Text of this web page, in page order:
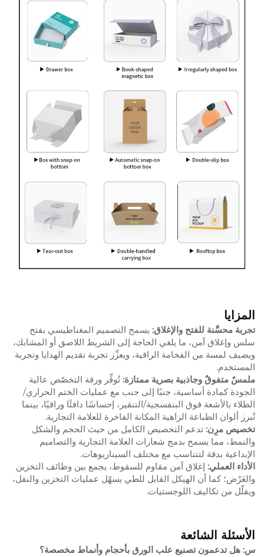
المزايا
تجربة محسَّنة للفتح والإغلاق: يسمح التصميم المغناطيسي بفتح
سلس وإغلاق آمن، ما يلغي الحاجة إلى الشريط اللاصق أو المشابك،
ويضيف لمسة من الفخامة الراقية، ويعزِّز تجربة تقديم الهدايا وتجربة
المستخدم.
ملمسٌ متفوقٌ وجاذبية بصرية ممتازة: تُوفِّر ورقة التخصّص عالية
الجودة كمادة أساسية، جنبًا إلى جنب مع عمليات الختم الحراري/
الطلاء بالأشعة فوق البنفسجية/التنقير، إحساسًا دافئًا وراقيًا، بينما
تُبرز ألوان الطباعة الزاهية المكانة الفاخرة للعلامة التجارية.
تخصيص مرِن: تدعم التخصيص الكامل من حيث الحجم والشكل
والنمط، مما يسمح بدمج شعارات العلامة التجارية والتصاميم
الإبداعية بدقة لتتناسب مع مختلف السيناريوهات.
الأداء العملي: إغلاق آمن مقاوم للسقوط، يجمع بين وظائف التخزين
والعَرْض؛ كما أن الهيكل القابل للطي يسهّل عمليات التخزين والنقل،
ويقلّل من تكاليف اللوجستيات.
الأسئلة الشائعة
س: هل تدعمون تصنيع علب الورق بأحجام وأنماط مخصصة؟